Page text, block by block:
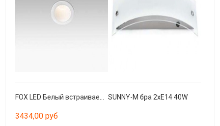
3434,00 руб
SUNNY-M бра 2xE14 40W